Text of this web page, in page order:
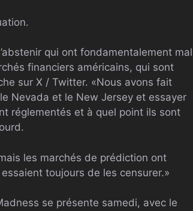
qui ont fondamentalement mal
financiers américains, qui sont
sur X / Twitter. «Nous avons fait
Nevada et le New Jersey et essayer
réglementés et à quel point ils sont
les marchés de prédiction ont
toujours de les censurer.»
se présente samedi, avec le